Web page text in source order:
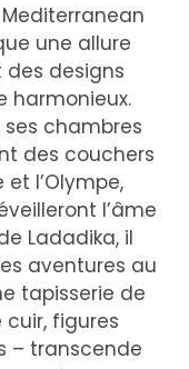
une allure
designs
harmonieux.
ses chambres
des couchers
l’Olympe,
l’âme
Ladadika, il
aventures au
tapisserie de
figures
– transcende